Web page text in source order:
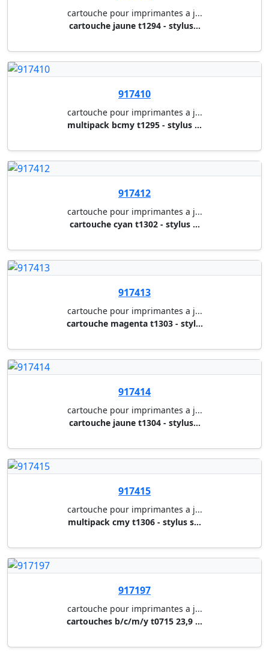
cartouche pour imprimantes a j...
cartouche magenta t1303 - styl...
917414
cartouche pour imprimantes a j...
917415
cartouche pour imprimantes a j...
multipack cmy t1306 - stylus s...
cartouche pour imprimantes a j...
cartouches b/c/m/y t0715 23,9 ...
917433
cartouche pour imprimantes a j...
cartouche photo noir t5801 - s...
917434
917435
cartouche pour imprimantes a j...
cartouche magenta t5803 - styl...
cartouche jaune t5804 - stylus...